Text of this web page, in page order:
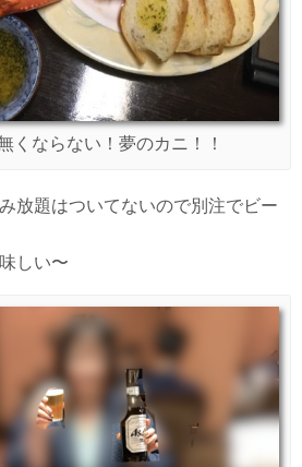
くならない！夢のカニ！！
放題はついてないので別注でビー
しい〜